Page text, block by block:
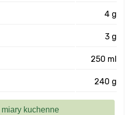
4 g
3 g
250 ml
240 g